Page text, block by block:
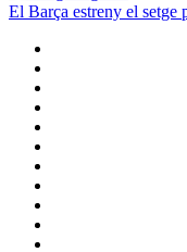
El Barça estreny el setge